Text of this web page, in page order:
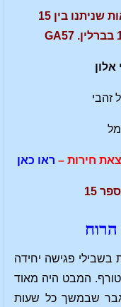
סדרה של שמונה-עשרה הרצאות שניתנו בין 15
אלון
זהבי
חירות – ראו כאן
בשבילי פגישה יחידה
המבט היה מאוד
שבמשך כל שעות